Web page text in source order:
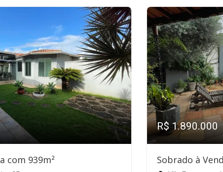
com 939m²
R$ 1.890.000
Sobrado à